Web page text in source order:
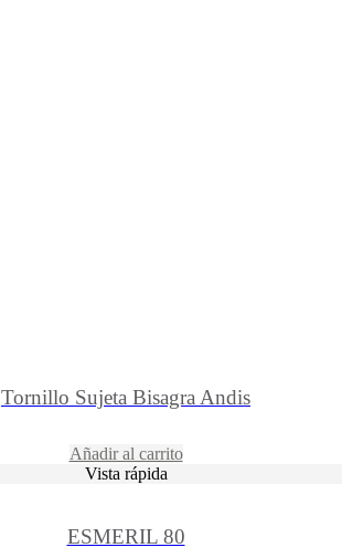
Tornillo Sujeta Bisagra Andis
Añadir al carrito
Vista rápida
ESMERIL 80